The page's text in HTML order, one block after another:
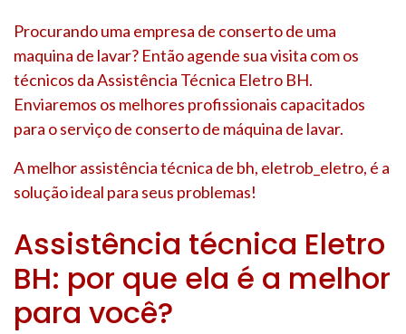
Procurando uma empresa de conserto de uma
maquina de lavar? Então agende sua visita com os
técnicos da Assistência Técnica Eletro BH.
Enviaremos os melhores profissionais capacitados
para o serviço de conserto de máquina de lavar.
A melhor assistência técnica de bh, eletrob_eletro, é a
solução ideal para seus problemas!
Assistência técnica Eletro
BH: por que ela é a melhor
para você?